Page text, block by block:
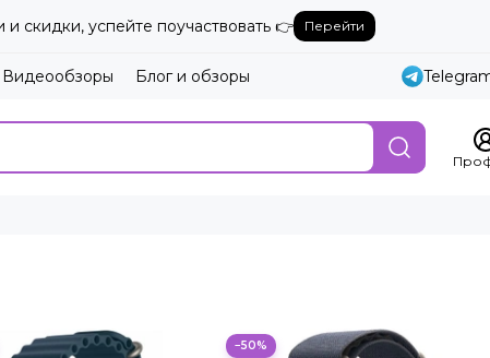
успейте поучаствовать 👉 Перейти
Видеообзоры Блог и обзоры
−50%